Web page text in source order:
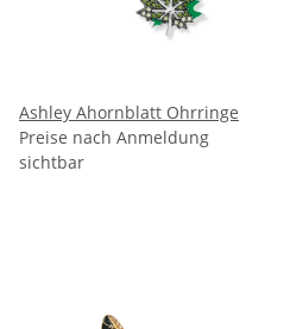
Ashley Ahornblatt Ohrringe
Preise nach Anmeldung
sichtbar